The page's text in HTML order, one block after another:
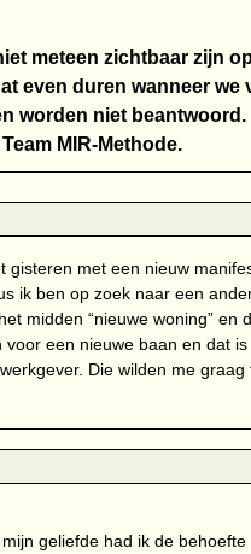
gisteren met een nieuw
ik ben op zoek naar een
midden “nieuwe woning”
voor een nieuwe baan en dat
Die wilden me graag
geliefde had ik de
meteen zichtbaar zijn
even duren wanneer
worden niet beantwoord.
MIR-Methode.